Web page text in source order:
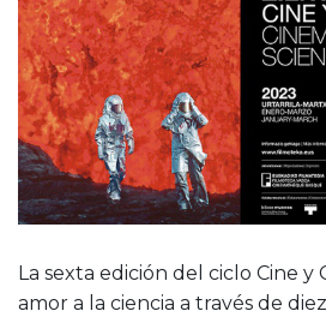
La sexta edición del ciclo Cine y
amor a la ciencia a través de